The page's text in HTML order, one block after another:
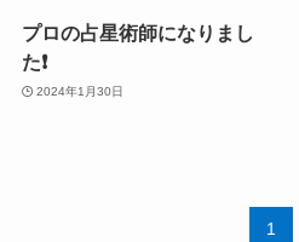
プロの占星術師になりまし
た❗️
2024年1月30日
1